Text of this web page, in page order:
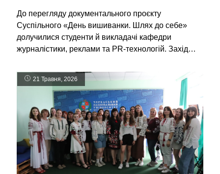
До перегляду документального проєкту
Суспільного «День вишиванки. Шлях до себе»
долучилися студенти й викладачі кафедри
журналістики, реклами та PR-технологій. Захід…
21 Травня, 2026